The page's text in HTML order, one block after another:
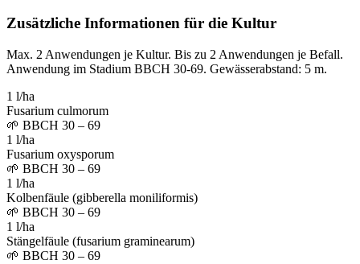
Zusätzliche Informationen für die Kultur
Max. 2 Anwendungen je Kultur. Bis zu 2 Anwendungen je Befall.
Anwendung im Stadium BBCH 30-69. Gewässerabstand: 5 m.
1 l/ha
Fusarium culmorum
🌱 BBCH 30 – 69
1 l/ha
Fusarium oxysporum
🌱 BBCH 30 – 69
1 l/ha
Kolbenfäule (gibberella moniliformis)
🌱 BBCH 30 – 69
1 l/ha
Stängelfäule (fusarium graminearum)
🌱 BBCH 30 – 69